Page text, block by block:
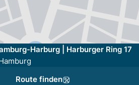
Harburg | Harburger Ring 17
Route finden